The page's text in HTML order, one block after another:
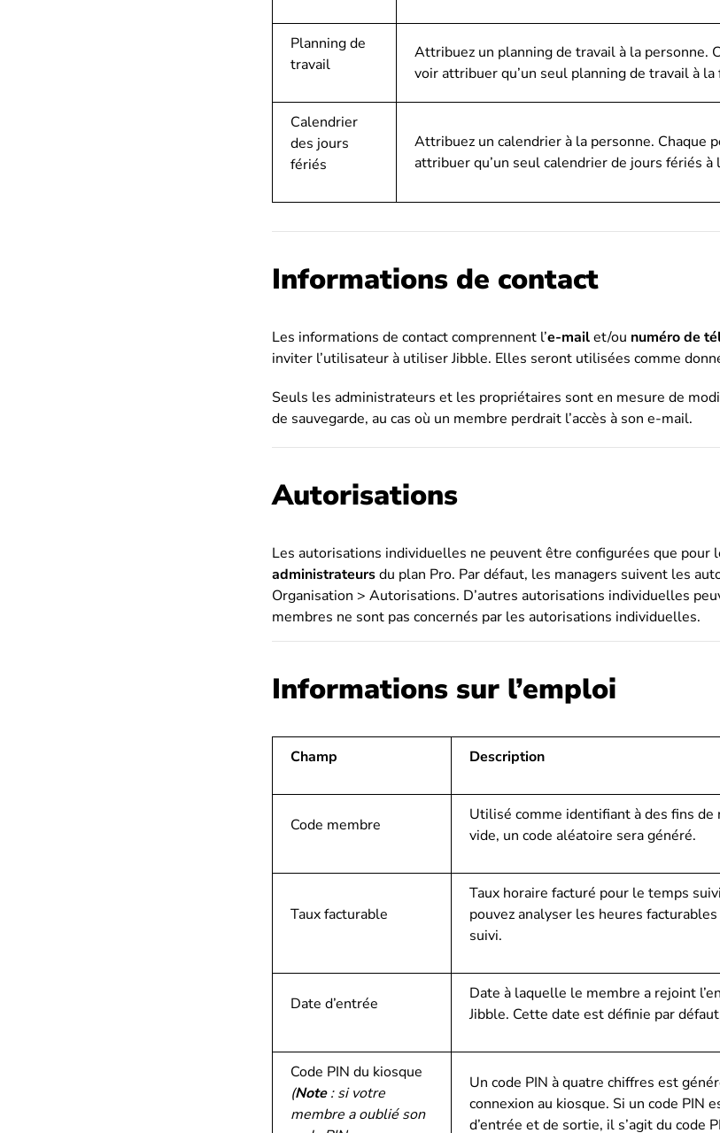
Planning de
travail
Attribuez un planning de travail à la personne.
voir attribuer qu’un seul planning de travail à la
Calendrier
des jours
fériés
Attribuez un calendrier à la personne. Chaque
attribuer qu’un seul calendrier de jours fériés à
Informations de contact
Les informations de contact comprennent l’e-mailet/ou numéro de
inviter l’utilisateur à utiliser Jibble. Elles seront utilisées comme
Seuls les administrateurs et les propriétaires sont en mesure de
de sauvegarde, au cas où un membre perdrait l’accès à son e-mail.
Autorisations
Les autorisations individuelles ne peuvent être configurées que pour
administrateursdu plan Pro. Par défaut, les managers suivent les
Organisation > Autorisations. D’autres autorisations individuelles
membres ne sont pas concernés par les autorisations individuelles.
Informations sur l’emploi
Champ Description
Code membre
Utilisé comme identifiant à des fins de
vide, un code aléatoire sera généré.
Taux facturable
Taux horaire facturé pour le temps
pouvez analyser les heures
suivi.
Date d’entrée
Date à laquelle le membre a rejoint
Jibble. Cette date est définie par
Code PIN du kiosque
(Note: si votre
membre a oublié son
Un code PIN à quatre chiffres est
connexion au kiosque. Si un code PIN
d’entrée et de sortie, il s’agit du code